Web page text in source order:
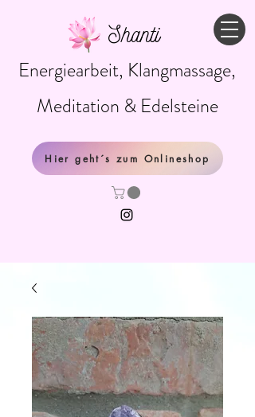
Shanti
Energiearbeit, Klangmassage,
Meditation & Edelsteine
Hier geht´s zum Onlineshop